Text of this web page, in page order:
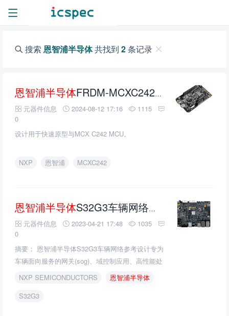
搜索 恩智浦半导体共找到 2条记录
恩智浦半导体FRDM-MCXC242开发板的介绍、特性、及应用
元器件信息 2024-08-12 17:16
1115
0
设计用于快速原型与MCX C242 MCU。
NXP 恩智浦 MCXC242
恩智浦半导体S32G3车辆网络参考设计的介绍、特性、及应用
元器件信息 2023-04-21 17:48
1035
0
摘要： 恩智浦半导体S32G3车辆网络参考设计专为
车辆面向服务的网关(sog)、域控制应用、高性能处
理以及安全和安保应用而设计。
NXP SEMICONDUCTORS
恩智浦半导体
S32G3